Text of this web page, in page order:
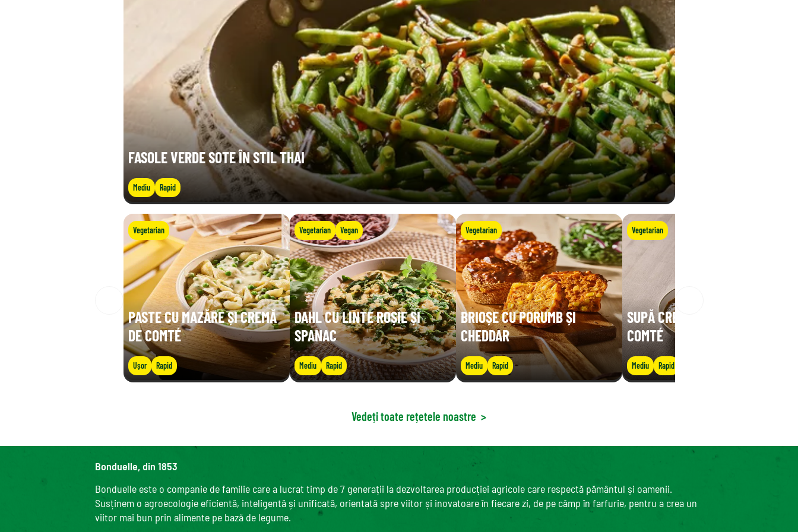
FASOLE VERDE SOTE ÎN STIL THAI
Mediu Rapid
Vegetarian
PASTE CU MAZĂRE ȘI CREMĂ
DE COMTÉ
Ușor Rapid
Vegetarian Vegan
DAHL CU LINTE ROȘIE ȘI
SPANAC
Mediu Rapid
Vegetarian
BRIOȘE CU PORUMB ȘI
CHEDDAR
Mediu Rapid
Vegetarian
SUPĂ CREMOASĂ DE LINTE CU
COMTÉ
Mediu Rapid
Vedeți toate rețetele noastre >
Bonduelle, din 1853
Bonduelle este o companie de familie care a lucrat timp de 7 generații la dezvoltarea producției agricole care respectă pământul și oamenii.
Susținem o agroecologie eficientă, inteligentă și unificată, orientată spre viitor și inovatoare în fiecare zi, de pe câmp în farfurie, pentru a crea un
viitor mai bun prin alimente pe bază de legume.